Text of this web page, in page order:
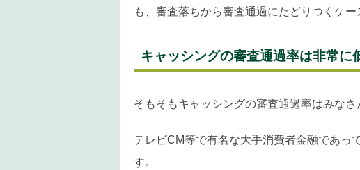
も、審査落ちから審査通過にたどりつくケー
キャッシングの審査通過率は非常に
そもそもキャッシングの審査通過率はみな
テレビCM等で有名な大手消費者金融であっ
す。